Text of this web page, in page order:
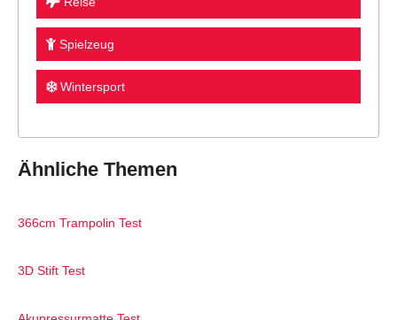
Spielzeug
Wintersport
Ähnliche Themen
366cm Trampolin Test
3D Stift Test